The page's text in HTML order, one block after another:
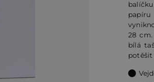
5
28
bílá